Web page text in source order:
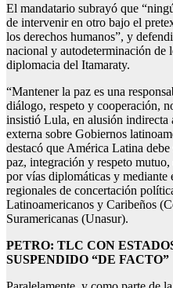
El mandatario subrayó que
de intervenir en otro bajo el
los derechos humanos”, y
nacional y autodeterminación de
diplomacia del Itamaraty.
“Mantener la paz es una
diálogo, respeto y cooperación,
insistió Lula, en alusión indirecta
externa sobre Gobiernos
destacó que América Latina
paz, integración y respeto
por vías diplomáticas y mediante
regionales de concertación
Latinoamericanos y Caribeños
Suramericanas (Unasur).
PETRO: TLC CON
SUSPENDIDO “DE FACTO”